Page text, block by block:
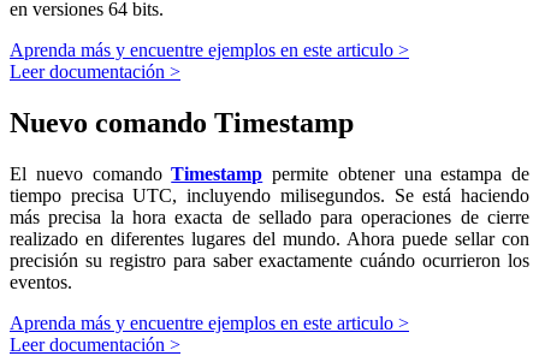
en versiones 64 bits.
Aprenda más y encuentre ejemplos en este articulo >
Leer documentación >
Nuevo comando Timestamp
El nuevo comandoTimestamp permite obtener una estampa de
tiempo precisa UTC, incluyendo milisegundos. Se está haciendo
más precisa la hora exacta de sellado para operaciones de cierre
realizado en diferentes lugares del mundo. Ahora puede sellar con
precisión su registro para saber exactamente cuándo ocurrieron los
eventos.
Aprenda más y encuentre ejemplos en este articulo >
Leer documentación >